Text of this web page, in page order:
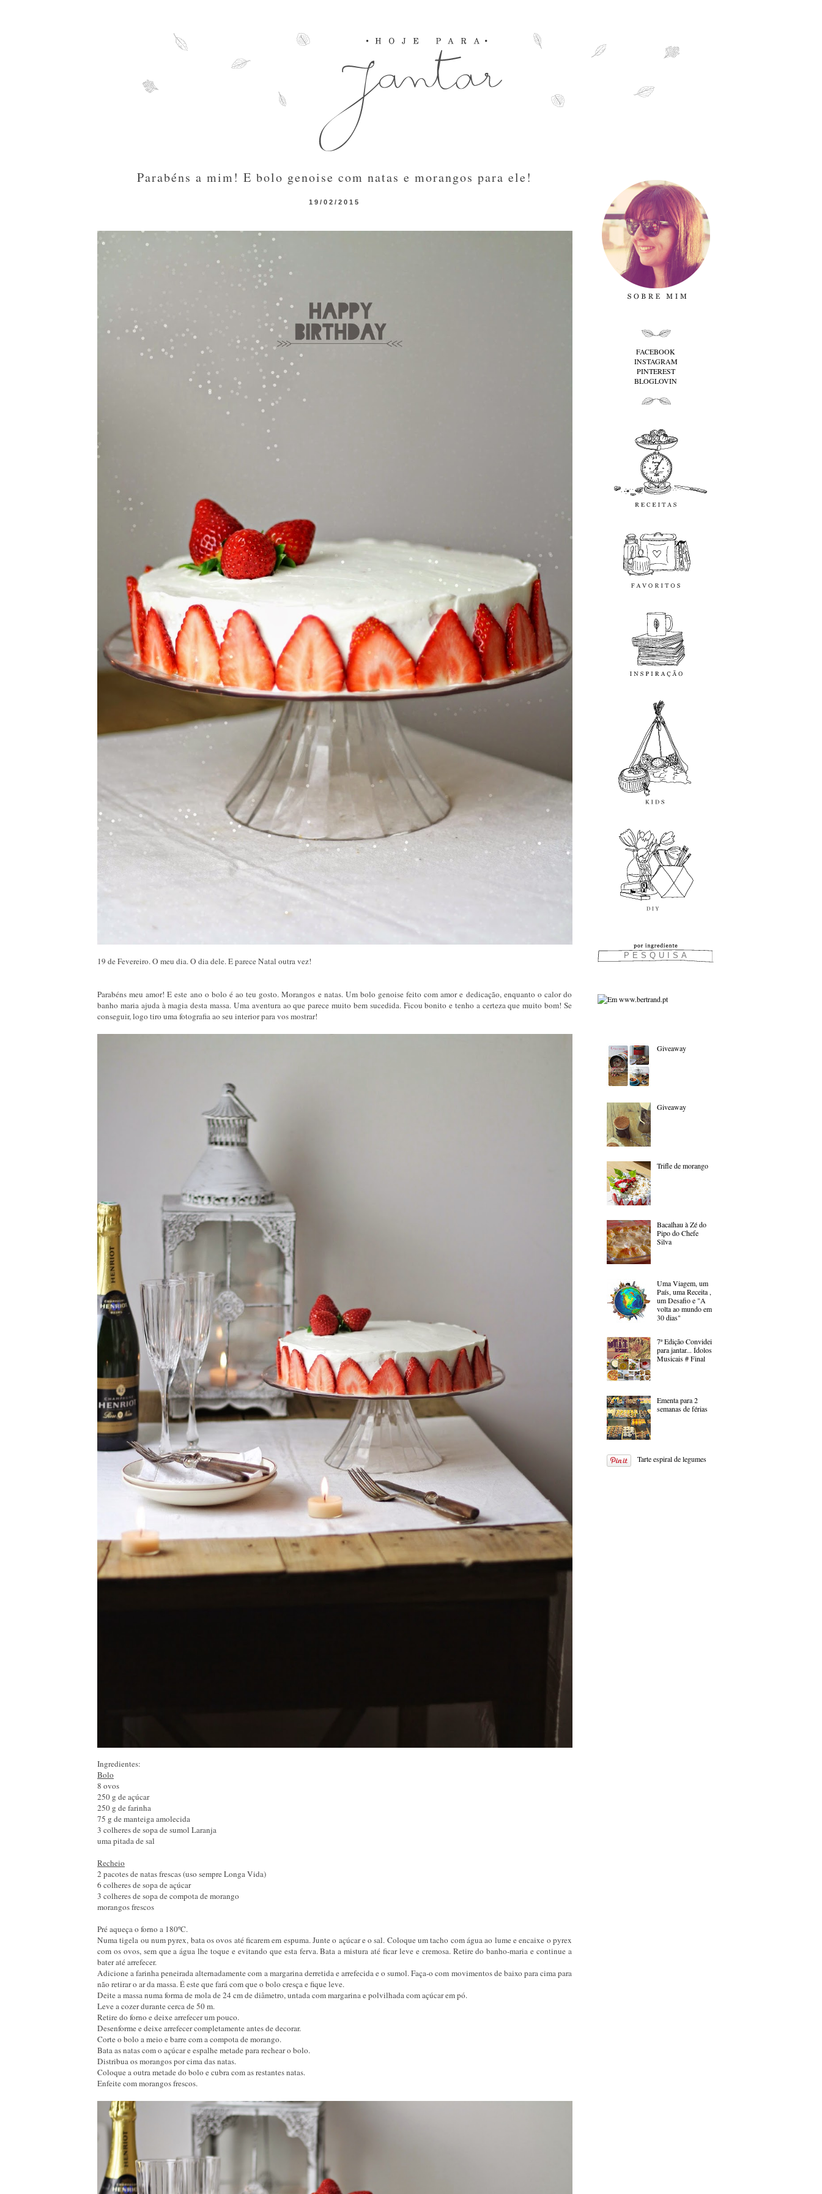
19/02/2015
Parabéns a mim! E bolo genoise com natas e morangos para ele!
19 de Fevereiro. O meu dia. O dia dele. E parece Natal outra vez!
Parabéns meu amor! E este ano o bolo é ao teu gosto. Morangos e natas. Um bolo genoise feito com amor e dedicação, enquanto o calor do
banho maria ajuda à magia desta massa. Uma aventura ao que parece muito bem sucedida. Ficou bonito e tenho a certeza que muito bom! Se
conseguir, logo tiro uma fotografia ao seu interior para vos mostrar!
Ingredientes:
Bolo
8 ovos
250 g de açúcar
250 g de farinha
75 g de manteiga amolecida
3 colheres de sopa de sumol Laranja
uma pitada de sal
Recheio
2 pacotes de natas frescas (uso sempre Longa Vida)
6 colheres de sopa de açúcar
3 colheres de sopa de compota de morango
morangos frescos
Pré aqueça o forno a 180ºC.
Numa tigela ou num pyrex, bata os ovos até ficarem em espuma. Junte o açúcar e o sal. Coloque um tacho com água ao lume e encaixe o pyrex
com os ovos, sem que a água lhe toque e evitando que esta ferva. Bata a mistura até ficar leve e cremosa. Retire do banho-maria e continue a
bater até arrefecer.
Adicione a farinha peneirada alternadamente com a margarina derretida e arrefecida e o sumol. Faça-o com movimentos de baixo para cima para
não retirar o ar da massa. É este que fará com que o bolo cresça e fique leve.
Deite a massa numa forma de mola de 24 cm de diâmetro, untada com margarina e polvilhada com açúcar em pó.
Leve a cozer durante cerca de 50 m.
Retire do forno e deixe arrefecer um pouco.
Desenforme e deixe arrefecer completamente antes de decorar.
Corte o bolo a meio e barre com a compota de morango.
Bata as natas com o açúcar e espalhe metade para rechear o bolo.
Distribua os morangos por cima das natas.
Coloque a outra metade do bolo e cubra com as restantes natas.
Enfeite com morangos frescos.
FACEBOOK
INSTAGRAM
PINTEREST
BLOGLOVIN
Giveaway
Giveaway
Trifle de morango
Bacalhau à Zé do
Pipo do Chefe
Silva
Uma Viagem, um
País, uma Receita ,
um Desafio e "A
volta ao mundo em
30 dias"
7ª Edição Convidei
para jantar... Ídolos
Musicais # Final
Ementa para 2
semanas de férias
Tarte espiral de legumes